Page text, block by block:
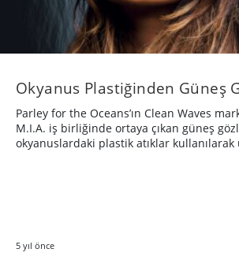
Okyanus Plastiğinden Güneş
Parley for the Oceans’ın Clean Waves
M.I.A. iş birliğinde ortaya çıkan güneş
okyanuslardaki plastik atıklar
5 yıl önce